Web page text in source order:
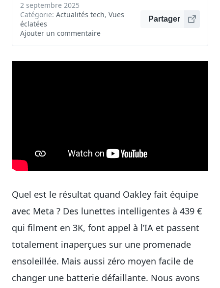
2 septembre 2025
Catégorie: Actualités tech, Vues
éclatées
Ajouter un commentaire
Partager
Quel est le résultat quand Oakley fait équipe
avec Meta ? Des lunettes intelligentes à 439 €
qui filment en 3K, font appel à l’IA et passent
totalement inaperçues sur une promenade
ensoleillée. Mais aussi zéro moyen facile de
changer une batterie défaillante. Nous avons